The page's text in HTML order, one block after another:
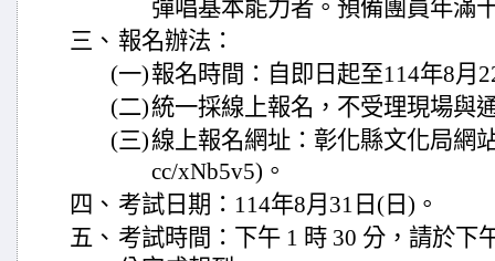
彈唱基本能力者。預備團員年滿
三、 報名辦法：
(一)報名時間：自即日起至114年8月
(二)統一採線上報名，不受理現場與
(三)線上報名網址：彰化縣文化局網
cc/xNb5v5)。
四、 考試日期：114年8月31日(日)。
五、 考試時間：下午 1 時 30 分，請於下